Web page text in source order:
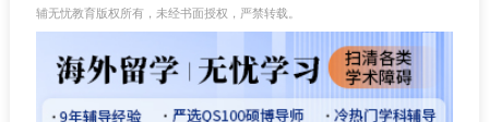
辅无忧教育版权所有，未经书面授权，严禁转载。